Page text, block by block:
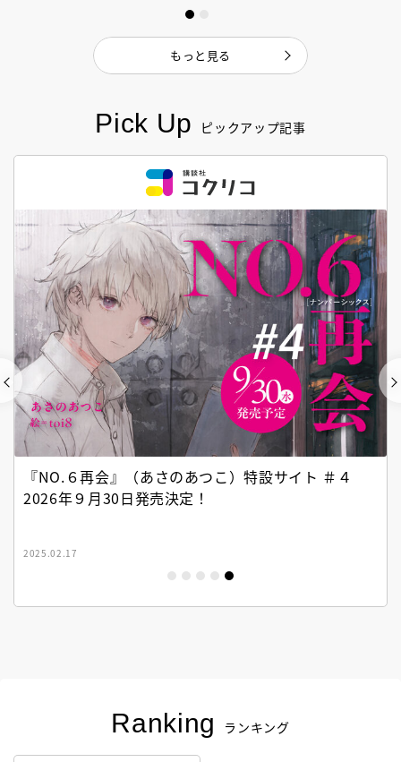
Pick Up ピックアップ記事
『NO.６再会』（あさのあつこ）特設サイト ＃４
2026年９月30日発売決定！
2025.02.17
Ranking ランキング
もっと見る